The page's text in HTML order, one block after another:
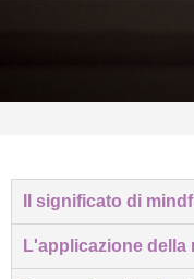
Il significato di
L'applicazione della